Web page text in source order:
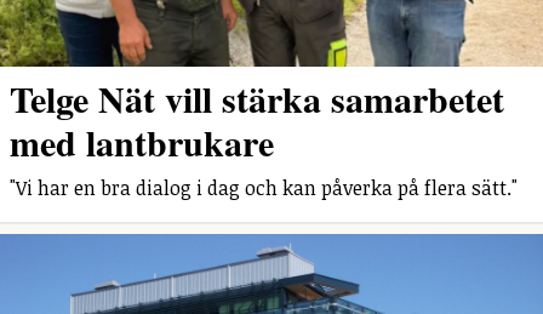
Telge Nät vill stärka samarbetet
med lantbrukare
"Vi har en bra dialog i dag och kan påverka på flera sätt."